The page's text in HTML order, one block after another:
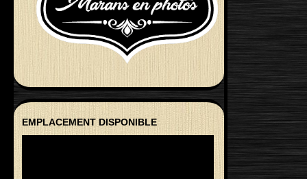
EMPLACEMENT DISPONIBLE